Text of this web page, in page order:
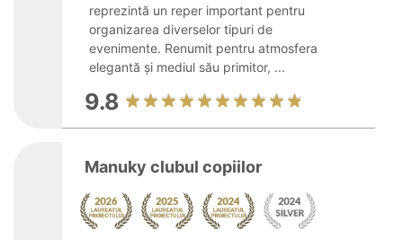
reprezintă un reper important pentru
organizarea diverselor tipuri de
evenimente. Renumit pentru atmosfera
elegantă și mediul său primitor, ...
9.8
Manuky clubul copiilor